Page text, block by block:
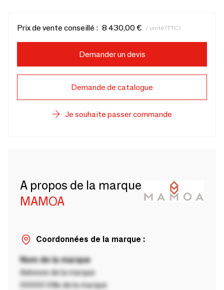
Prix de vente conseillé : 8 430,00 € / unité (TTC)
Demander un devis
Demande de catalogue
Je souhaite passer commande
A propos de la marque
MAMOA
Coordonnées de la marque :
Nom de la marque
Adresse de la marque
00000 Ville de la marque